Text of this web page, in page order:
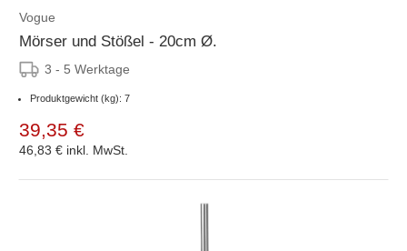
Vogue
Mörser und Stößel - 20cm Ø.
3 - 5 Werktage
Produktgewicht (kg): 7
39,35 €
46,83 € inkl. MwSt.